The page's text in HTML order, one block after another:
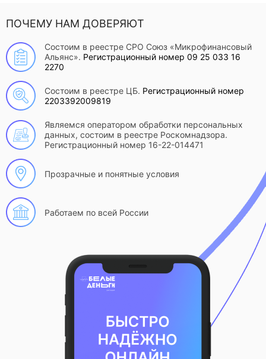
ПОЧЕМУ НАМ ДОВЕРЯЮТ
Состоим в реестре СРО Союз «Микрофинансовый
Альянс». Регистрационный номер 09 25 033 16
2270
Состоим в реестре ЦБ. Регистрационный номер
2203392009819
Являемся оператором обработки персональных
данных, состоим в реестре Роскомнадзора.
Регистрационный номер 16-22-014471
Прозрачные и понятные условия
Работаем по всей России